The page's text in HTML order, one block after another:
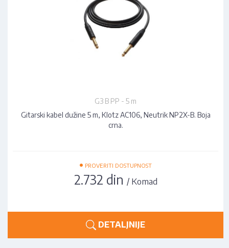
G3 B PP - 5 m
Gitarski kabel dužine 5 m, Klotz AC106, Neutrik NP2X-B. Boja
crna.
• PROVERITI DOSTUPNOST
2.732 din / Komad
DETALJNIJE